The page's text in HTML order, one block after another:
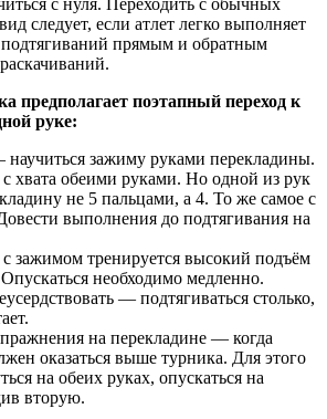
следует, если атлет легко выполняет
прямым и обратным
предполагает поэтапный переход к
руке:
зажиму руками перекладины.
с хвата обеими руками. Но одной из рук
не 5 пальцами, а 4. То же самое с
выполнения до подтягивания на
зажимом тренируется высокий подъём
необходимо медленно.
— подтягиваться столько,
на перекладине — когда
оказаться выше турника. Для этого
на обеих руках, опускаться на
вторую.